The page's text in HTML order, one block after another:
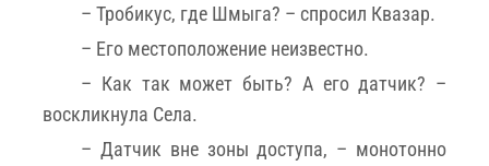
– Тробикус, где Шмыга? – спросил Квазар.
– Его местоположение неизвестно.
– Как так может быть? А его датчик? –
воскликнула Села.
– Датчик вне зоны доступа, – монотонно